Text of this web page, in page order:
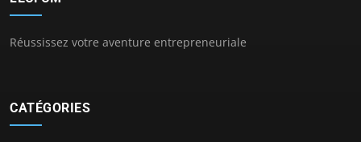
Réussissez votre aventure entrepreneuriale
CATÉGORIES